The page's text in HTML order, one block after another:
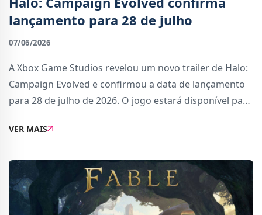
lançamento para 28 de julho
07/06/2026
A Xbox Game Studios revelou um novo trailer de Halo:
Campaign Evolved e confirmou a data de lançamento
para 28 de julho de 2026. O jogo estará disponível para
suporte para cross-play e progressão pa
VER MAIS